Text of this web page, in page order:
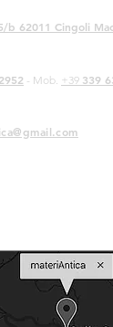
b 62011 Cingoli
- Mob. +39 339